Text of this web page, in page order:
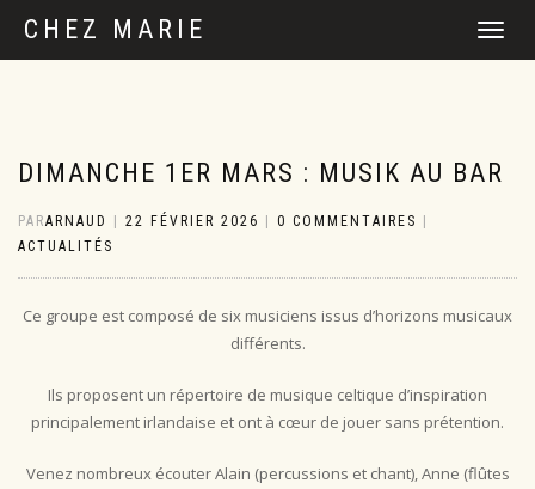
CHEZ MARIE
DÉPLIER
DIMANCHE 1ER MARS : MUSIK AU BAR
PARARNAUD 22 FÉVRIER 2026 0 COMMENTAIRES
ACTUALITÉS
Ce groupe est composé de six musiciens issus d’horizons musicaux
différents.
Ils proposent un répertoire de musique celtique d’inspiration
principalement irlandaise et ont à cœur de jouer sans prétention.
Venez nombreux écouter Alain (percussions et chant), Anne (flûtes